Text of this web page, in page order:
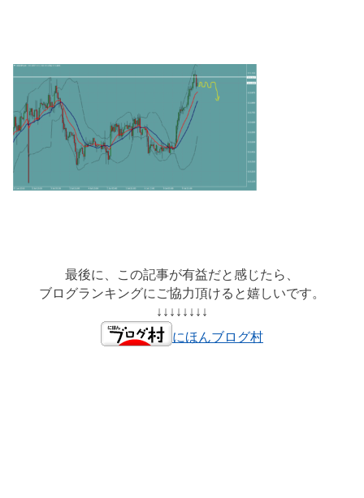
最後に、この記事が有益だと感じたら、
ブログランキングにご協力頂けると嬉しいです。
↓↓↓↓↓↓↓↓
にほんブログ村